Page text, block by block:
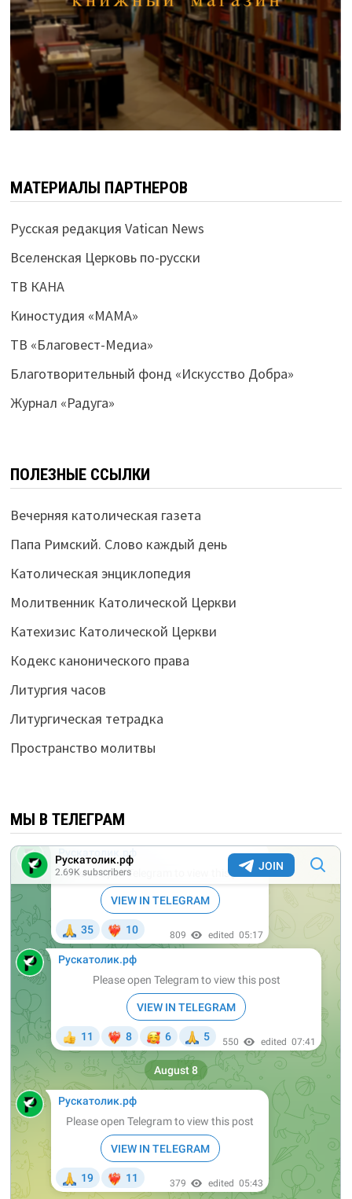
МАТЕРИАЛЫ ПАРТНЕРОВ
Русская редакция Vatican News
Вселенская Церковь по-русски
ТВ КАНА
Киностудия «МАМА»
ТВ «Благовест-Медиа»
Благотворительный фонд «Искусство Добра»
Журнал «Радуга»
ПОЛЕЗНЫЕ ССЫЛКИ
Вечерняя католическая газета
Папа Римский. Слово каждый день
Католическая энциклопедия
Молитвенник Католической Церкви
Катехизис Католической Церкви
Кодекс канонического права
Литургия часов
Литургическая тетрадка
Пространство молитвы
МЫ В ТЕЛЕГРАМ